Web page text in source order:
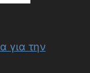
για την